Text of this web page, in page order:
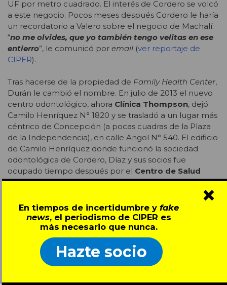
En tiempos de incertidumbre y fake
news, el periodismo de CIPER es
más necesario que nunca.
Hazte socio
×
UF por metro cuadrado. El interés de Cordero se volcó
a este negocio. Pocos meses después Cordero le haría
un recordatorio a Valero sobre el negocio de Machalí:
“no me olvides, que yo también tengo velitas en ese
entierro”, le comunicó por email (ver reportaje de
CIPER).
Tras hacerse de la propiedad de Family Health Center,
Durán le cambió el nombre. En julio de 2013 el nuevo
centro odontológico, ahora Clínica Thompson, dejó
Camilo Henríquez N° 1820 y se trasladó a un lugar más
céntrico de Concepción (a pocas cuadras de la Plaza
de la Independencia), en calle Angol N° 540. El edificio
de Camilo Henríquez donde funcionó la sociedad
odontológica de Cordero, Díaz y sus socios fue
ocupado tiempo después por el Centro de Salud
Familiar (Cesfam) Santa Sabina, institución pública
que se lo arrienda hasta hoy a su dueño, el empresario
Mario Capponi.